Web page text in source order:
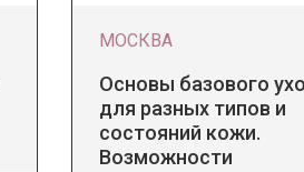
МОСКВА
Основы базового
для разных типов и
состояний кожи.
Возможности